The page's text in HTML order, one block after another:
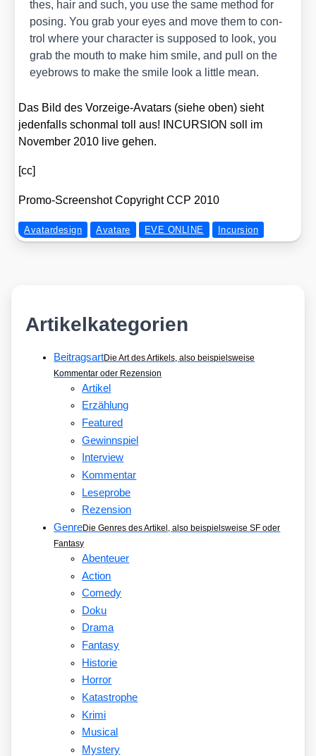
thes, hair and such, you use the same method for
posing. You grab your eyes and move them to con­
trol whe­re your cha­rac­ter is sup­po­sed to look, you
grab the mouth to make him smi­le, and pull on the
eye­brows to make the smi­le look a litt­le mean.
Das Bild des Vor­zei­ge-Ava­tars (sie­he oben) sieht
jeden­falls schon­mal toll aus! INCURSION soll im
Novem­ber 2010 live gehen.
[cc]
Pro­mo-Screen­shot Copy­right CCP 2010
Avatardesign Avatare EVE ONLINE Incursion
Artikelkategorien
BeitragsartDie Art des Artikels, also beispielsweise
Kommentar oder Rezension
Artikel
Erzählung
Featured
Gewinnspiel
Interview
Kommentar
Leseprobe
Rezension
GenreDie Genres des Artikel, also beispielsweise SF oder
Fantasy
Abenteuer
Action
Comedy
Doku
Drama
Fantasy
Historie
Horror
Katastrophe
Krimi
Musical
Mystery